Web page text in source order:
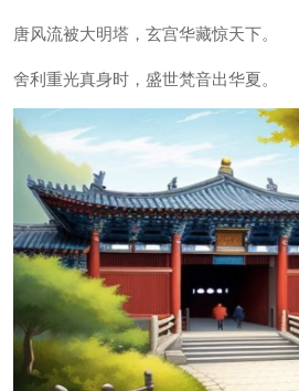
唐风流被大明塔，玄宫华藏惊天下。
舍利重光真身时，盛世梵音出华夏。